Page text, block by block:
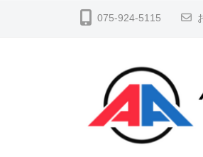
075-924-5115
S
ア